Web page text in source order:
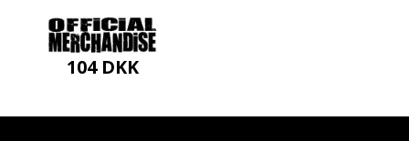
104 DKK